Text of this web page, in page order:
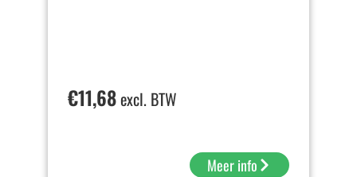
€11,68excl. BTW
Meer info